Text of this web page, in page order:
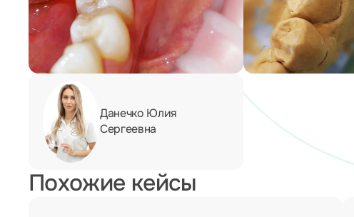
Данечко Юлия
Сергеевна
Похожие кейсы